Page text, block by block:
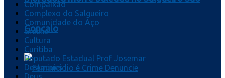
Gonçalo
Compaixão
Complexo do Salgueiro
Comunidade do Aço
Creche
Cultura
Curitiba
Deputado Estadual Prof Josemar
Destaques